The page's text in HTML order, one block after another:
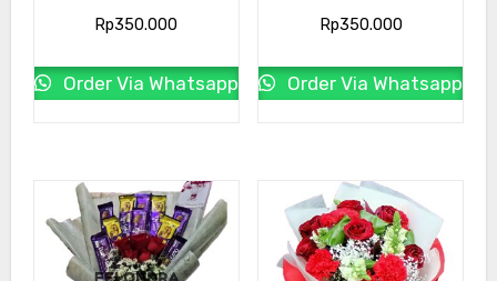
Rp350.000
Order Via Whatsapp
Rp350.000
Order Via Whatsapp